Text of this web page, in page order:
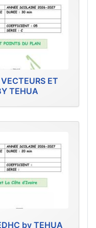
ET
TEHUA
by TEHUA